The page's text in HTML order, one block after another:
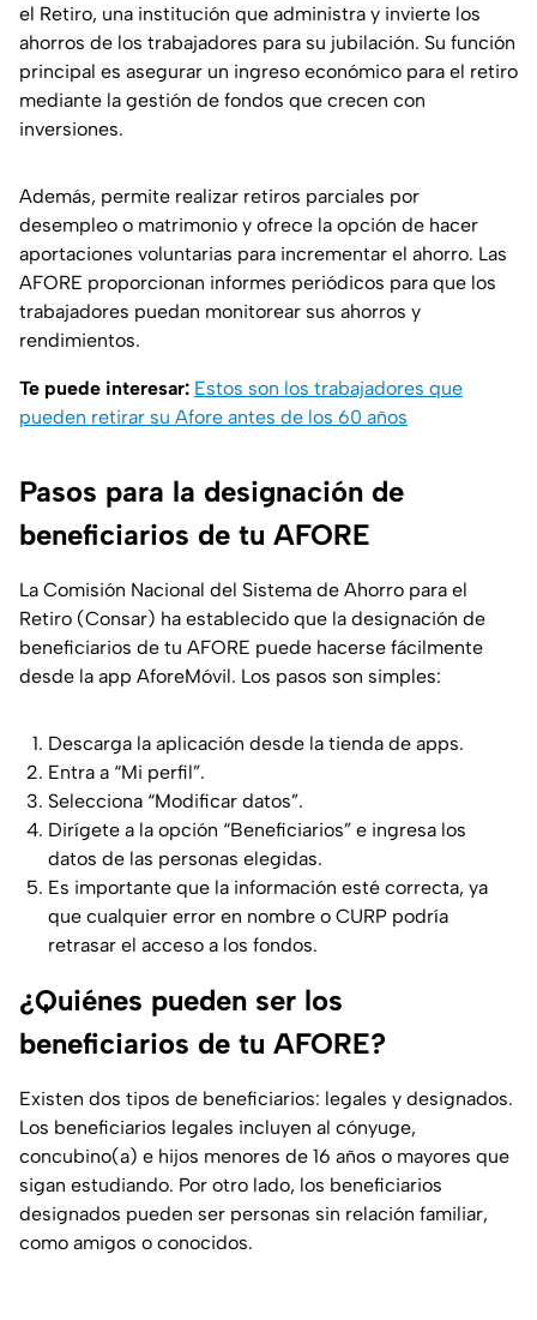
el Retiro, una institución que administra y invierte los
ahorros de los trabajadores para su jubilación. Su función
principal es asegurar un ingreso económico para el retiro
mediante la gestión de fondos que crecen con
inversiones.
Además, permite realizar retiros parciales por
desempleo o matrimonio y ofrece la opción de hacer
aportaciones voluntarias para incrementar el ahorro. Las
AFORE proporcionan informes periódicos para que los
trabajadores puedan monitorear sus ahorros y
rendimientos.
Te puede interesar: Estos son los trabajadores que
pueden retirar su Afore antes de los 60 años
Pasos para la designación de
beneficiarios de tu AFORE
La Comisión Nacional del Sistema de Ahorro para el
Retiro (Consar) ha establecido que la designación de
beneficiarios de tu AFORE puede hacerse fácilmente
desde la app AforeMóvil. Los pasos son simples:
Descarga la aplicación desde la tienda de apps.
Entra a “Mi perfil”.
Selecciona “Modificar datos”.
Dirígete a la opción “Beneficiarios” e ingresa los
datos de las personas elegidas.
Es importante que la información esté correcta, ya
que cualquier error en nombre o CURP podría
retrasar el acceso a los fondos.
¿Quiénes pueden ser los
beneficiarios de tu AFORE?
Existen dos tipos de beneficiarios: legales y designados.
Los beneficiarios legales incluyen al cónyuge,
concubino(a) e hijos menores de 16 años o mayores que
sigan estudiando. Por otro lado, los beneficiarios
designados pueden ser personas sin relación familiar,
como amigos o conocidos.